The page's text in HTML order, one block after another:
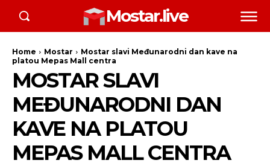
Mostar.live
Home Mostar
Mostar slavi Međunarodni dan kave na
platou Mepas Mall centra
MOSTAR SLAVI
MEĐUNARODNI DAN
KAVE NA PLATOU
MEPAS MALL CENTRA